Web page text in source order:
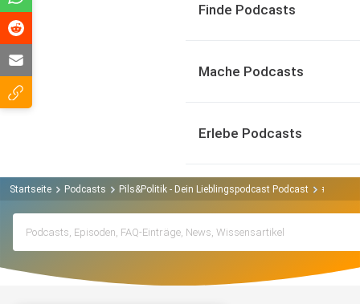
Finde Podcasts
Mache Podcasts
Erlebe Podcasts
Startseite Podcasts Pils&Politik - Dein Lieblingspodcast Podcast #16